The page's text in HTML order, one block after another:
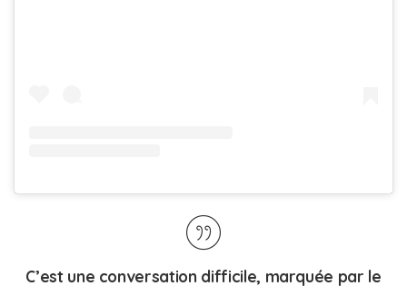
C’est une conversation difficile, marquée par le